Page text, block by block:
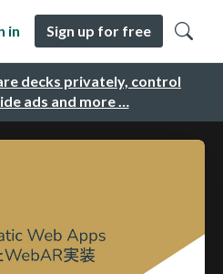
decks privately, control
ads and more …
in Sign up for free